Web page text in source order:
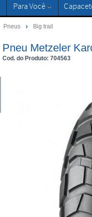
Para Você
Pneus Big trail
Pneu Metzeler
Cod. do Produto: 704563